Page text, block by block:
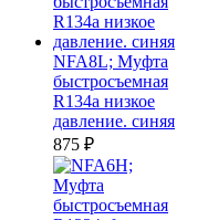
NFA8L; Муфта
быстросъемная
R134a низкое
давление. синяя
875 ₽